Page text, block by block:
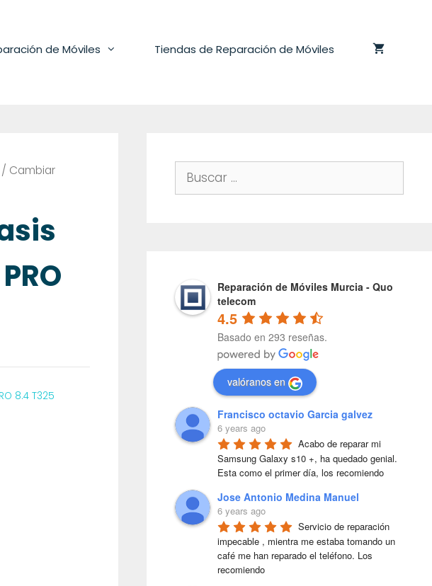
de Móviles Tiendas de Reparación de Móviles
/ Cambiar
8.4 T325
Buscar:
Reparación de Móviles Murcia - Quo
telecom
4.5
Basado en 293 reseñas.
valóranos en
Francisco octavio Garcia galvez
6 years ago
Acabo de reparar mi
Samsung Galaxy s10 +, ha quedado genial.
Esta como el primer día, los recomiendo
Jose Antonio Medina Manuel
6 years ago
Servicio de reparación
impecable , mientra me estaba tomando un
café me han reparado el teléfono. Los
recomiendo